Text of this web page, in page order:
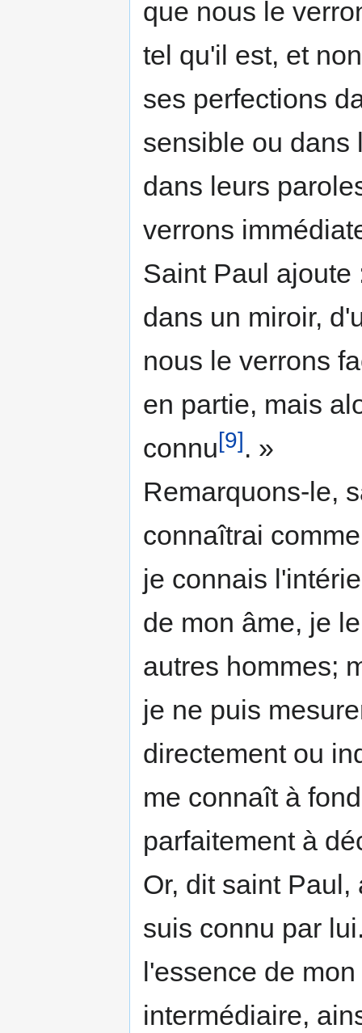
que nous le
tel qu'il est, et
ses perfections
sensible ou dans
dans leurs
verrons
Saint Paul ajoute
dans un miroir,
nous le verrons
en partie, mais
connu[9]. »
Remarquons-le,
connaîtrai
je connais
de mon âme, je
autres hommes;
je ne puis
directement ou
me connaît à
parfaitement à
Or, dit saint
suis connu par
l'essence de
intermédiaire,